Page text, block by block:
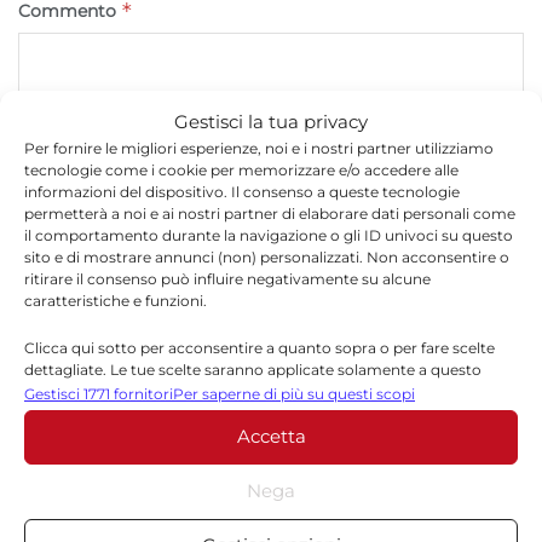
Gestisci la tua privacy
Per fornire le migliori esperienze, noi e i nostri partner utilizziamo
tecnologie come i cookie per memorizzare e/o accedere alle
informazioni del dispositivo. Il consenso a queste tecnologie
permetterà a noi e ai nostri partner di elaborare dati personali come
il comportamento durante la navigazione o gli ID univoci su questo
sito e di mostrare annunci (non) personalizzati. Non acconsentire o
ritirare il consenso può influire negativamente su alcune
caratteristiche e funzioni.
Clicca qui sotto per acconsentire a quanto sopra o per fare scelte
dettagliate. Le tue scelte saranno applicate solamente a questo
sito. È possibile modificare le impostazioni in qualsiasi momento,
compreso il ritiro del consenso, utilizzando i pulsanti della Cookie
Policy o cliccando sul pulsante di gestione del consenso nella parte
inferiore dello schermo.
Statistiche
Gestisci 1771 fornitoriPer saperne di più su questi scopi
Accetta
Nega
Commento *
Nome*
Email*
Sito web